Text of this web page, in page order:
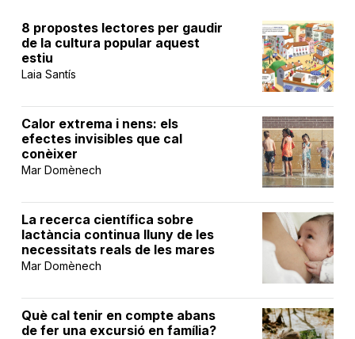
8 propostes lectores per gaudir
de la cultura popular aquest
estiu
Laia Santís
Calor extrema i nens: els
efectes invisibles que cal
conèixer
Mar Domènech
La recerca científica sobre
lactància continua lluny de les
necessitats reals de les mares
Mar Domènech
Què cal tenir en compte abans
de fer una excursió en família?